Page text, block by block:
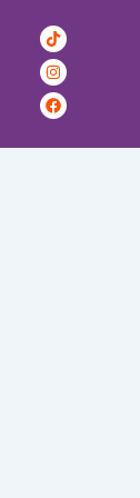
Tiktok
Instagram
Facebook